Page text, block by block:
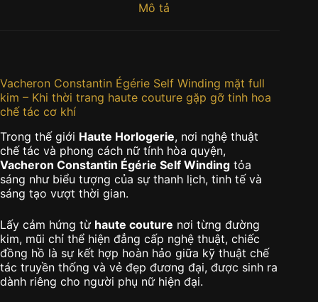
Mô tả
Vacheron Constantin Égérie Self Winding mặt full
kim – Khi thời trang haute couture gặp gỡ tinh hoa
chế tác cơ khí
Trong thế giới Haute Horlogerie, nơi nghệ thuật
chế tác và phong cách nữ tính hòa quyện,
Vacheron Constantin Égérie Self Winding tỏa
sáng như biểu tượng của sự thanh lịch, tinh tế và
sáng tạo vượt thời gian.
Lấy cảm hứng từ haute couture nơi từng đường
kim, mũi chỉ thể hiện đẳng cấp nghệ thuật, chiếc
đồng hồ là sự kết hợp hoàn hảo giữa kỹ thuật chế
tác truyền thống và vẻ đẹp đương đại, được sinh ra
dành riêng cho người phụ nữ hiện đại.